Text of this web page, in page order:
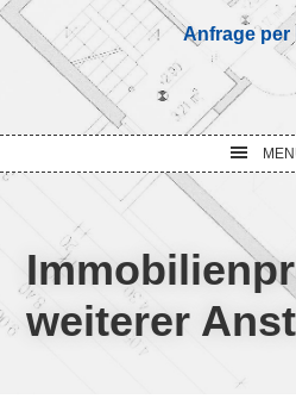
Anfrage per
weiterer